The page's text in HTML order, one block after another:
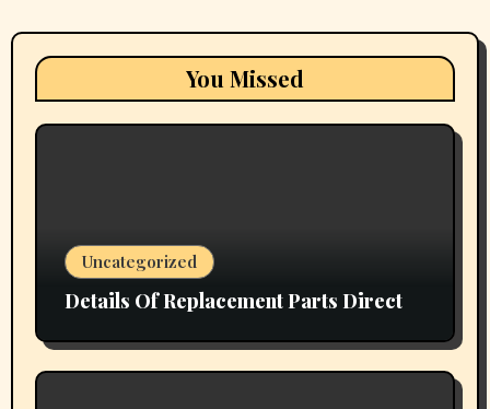
You Missed
Uncategorized
Details Of Replacement Parts Direct